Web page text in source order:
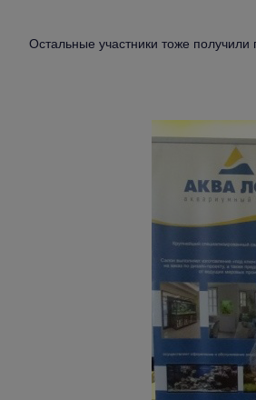
Остальные участники тоже